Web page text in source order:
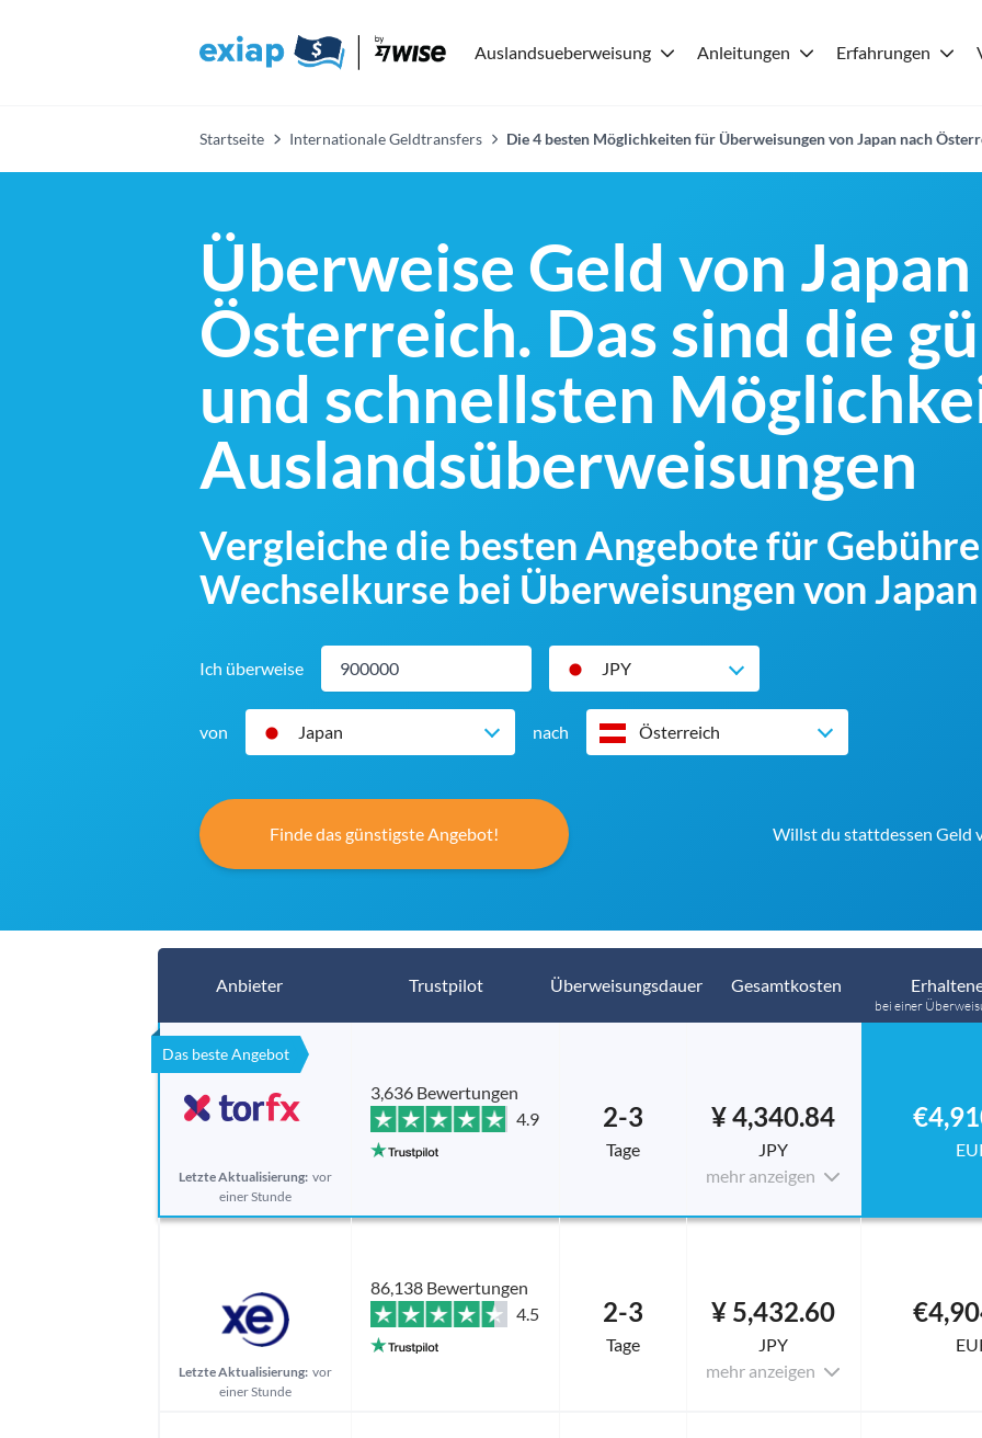
Auslandsueberweisung Anleitungen Erfahrungen
Startseite Internationale Geldtransfers Die 4 besten Möglichkeiten für Überweisungen von Japan nach
Überweise Geld von
Österreich. Das sind die
und schnellsten
Auslandsüberweisungen
Vergleiche die besten Angebote für
Wechselkurse bei Überweisungen von
Ich überweise JPY
von Japan nach Österreich
Finde das günstigste Angebot! Willst du stattdessen Geld
Anbieter Trustpilot Überweisungsdauer Gesamtkosten
bei einer
Das beste Angebot
Letzte Aktualisierung: vor
einer Stunde
3,636 Bewertungen
4.9
2-3
Tage
¥ 4,340.84
JPY
mehr anzeigen
Letzte Aktualisierung: vor
einer Stunde
86,138 Bewertungen
4.5
2-3
Tage
¥ 5,432.60
JPY
mehr anzeigen